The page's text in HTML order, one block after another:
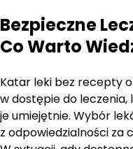
Bezpieczne
Co Warto
Katar leki bez recepty
w dostępie do leczenia,
je umiejętnie. Wybór
z odpowiedzialności za